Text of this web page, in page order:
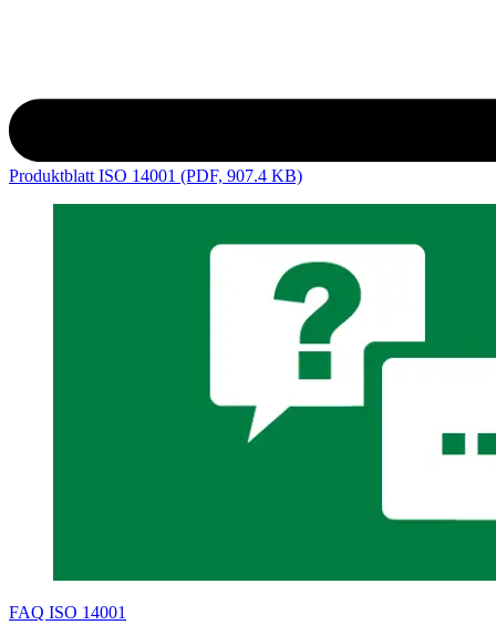
Produktblatt ISO 14001 (PDF, 907.4 KB)
FAQ ISO 14001